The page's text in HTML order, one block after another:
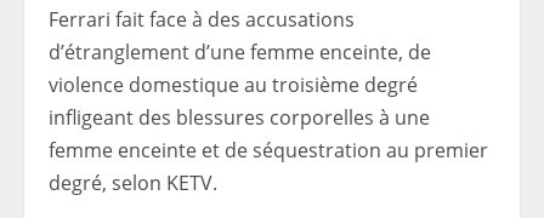
Ferrari fait face à des accusations
d’étranglement d’une femme enceinte, de
violence domestique au troisième degré
infligeant des blessures corporelles à une
femme enceinte et de séquestration au premier
degré, selon KETV.